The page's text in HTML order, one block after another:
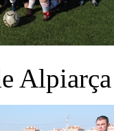
Alpiarça